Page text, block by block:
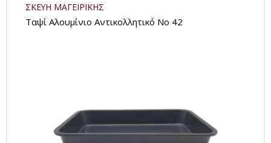
ΣΚΕΥΗ ΜΑΓΕΙΡΙΚΗΣ
Tαψί Αλουμίνιο Αντικολλητικό No 42